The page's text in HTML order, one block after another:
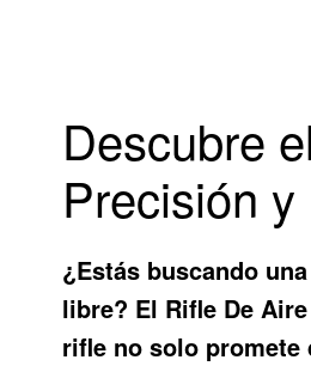
Descubre
Precisión
¿Estás buscando
libre? El Rifle De
rifle no solo